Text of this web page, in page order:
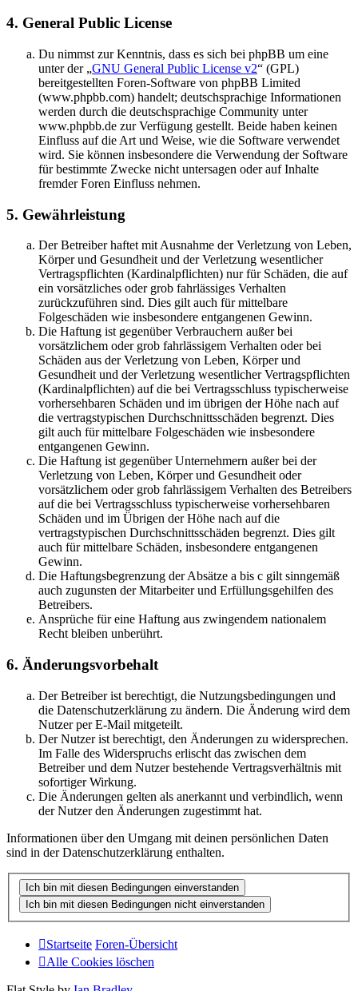
4. General Public License
Du nimmst zur Kenntnis, dass es sich bei phpBB um eine
unter der „GNU General Public License v2“ (GPL)
bereitgestellten Foren-Software von phpBB Limited
(www.phpbb.com) handelt; deutschsprachige Informationen
werden durch die deutschsprachige Community unter
www.phpbb.de zur Verfügung gestellt. Beide haben keinen
Einfluss auf die Art und Weise, wie die Software verwendet
wird. Sie können insbesondere die Verwendung der Software
für bestimmte Zwecke nicht untersagen oder auf Inhalte
fremder Foren Einfluss nehmen.
5. Gewährleistung
Der Betreiber haftet mit Ausnahme der Verletzung von Leben,
Körper und Gesundheit und der Verletzung wesentlicher
Vertragspflichten (Kardinalpflichten) nur für Schäden, die auf
ein vorsätzliches oder grob fahrlässiges Verhalten
zurückzuführen sind. Dies gilt auch für mittelbare
Folgeschäden wie insbesondere entgangenen Gewinn.
Die Haftung ist gegenüber Verbrauchern außer bei
vorsätzlichem oder grob fahrlässigem Verhalten oder bei
Schäden aus der Verletzung von Leben, Körper und
Gesundheit und der Verletzung wesentlicher Vertragspflichten
(Kardinalpflichten) auf die bei Vertragsschluss typischerweise
vorhersehbaren Schäden und im übrigen der Höhe nach auf
die vertragstypischen Durchschnittsschäden begrenzt. Dies
gilt auch für mittelbare Folgeschäden wie insbesondere
entgangenen Gewinn.
Die Haftung ist gegenüber Unternehmern außer bei der
Verletzung von Leben, Körper und Gesundheit oder
vorsätzlichem oder grob fahrlässigem Verhalten des Betreibers
auf die bei Vertragsschluss typischerweise vorhersehbaren
Schäden und im Übrigen der Höhe nach auf die
vertragstypischen Durchschnittsschäden begrenzt. Dies gilt
auch für mittelbare Schäden, insbesondere entgangenen
Gewinn.
Die Haftungsbegrenzung der Absätze a bis c gilt sinngemäß
auch zugunsten der Mitarbeiter und Erfüllungsgehilfen des
Betreibers.
Ansprüche für eine Haftung aus zwingendem nationalem
Recht bleiben unberührt.
6. Änderungsvorbehalt
Der Betreiber ist berechtigt, die Nutzungsbedingungen und
die Datenschutzerklärung zu ändern. Die Änderung wird dem
Nutzer per E-Mail mitgeteilt.
Der Nutzer ist berechtigt, den Änderungen zu widersprechen.
Im Falle des Widerspruchs erlischt das zwischen dem
Betreiber und dem Nutzer bestehende Vertragsverhältnis mit
sofortiger Wirkung.
Die Änderungen gelten als anerkannt und verbindlich, wenn
der Nutzer den Änderungen zugestimmt hat.
Informationen über den Umgang mit deinen persönlichen Daten
sind in der Datenschutzerklärung enthalten.
Startseite Foren-Übersicht
Alle Cookies löschen